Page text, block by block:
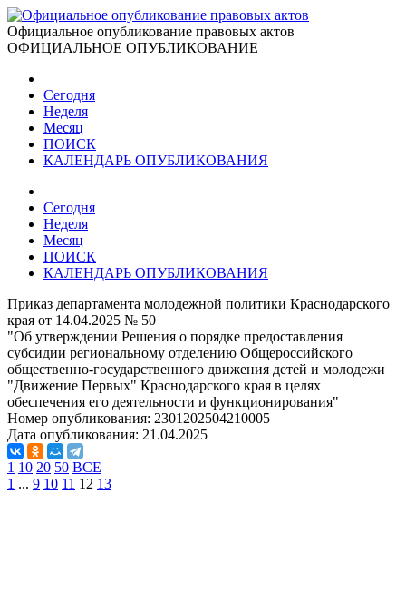
Официальное опубликование правовых актов
ОФИЦИАЛЬНОЕ ОПУБЛИКОВАНИЕ
Сегодня
Неделя
Месяц
ПОИСК
КАЛЕНДАРЬ ОПУБЛИКОВАНИЯ
Сегодня
Неделя
Месяц
ПОИСК
КАЛЕНДАРЬ ОПУБЛИКОВАНИЯ
Приказ департамента молодежной политики Краснодарского
края от 14.04.2025 № 50
"Об утверждении Решения о порядке предоставления
субсидии региональному отделению Общероссийского
общественно-государственного движения детей и молодежи
"Движение Первых" Краснодарского края в целях
обеспечения его деятельности и функционирования"
Номер опубликования: 2301202504210005
Дата опубликования: 21.04.2025
1 10 20 50 ВСЕ
1 ... 9 10 11 12 13